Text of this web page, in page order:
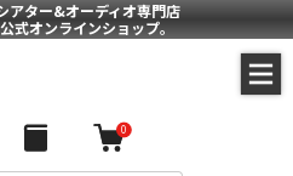
アター&オーディオ専門店
式オンラインショップ。
0